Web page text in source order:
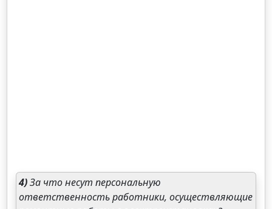
4)За что несут персональную
ответственность работники, осуществляющие